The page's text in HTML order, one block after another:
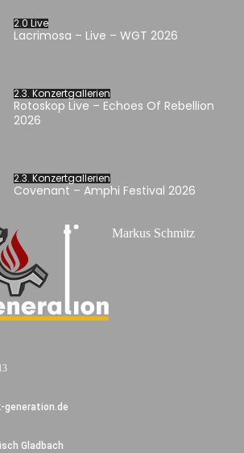
2.0 Live
Lacrimosa – Live – WGT 2026
2.3. Konzertgallerien
Rotoskop Live – Echoes Of Rebellion
2026
2.3. Konzertgallerien
Covenant – Amphi Festival 2026
Markus Schmitz
generation.de
Gladbach